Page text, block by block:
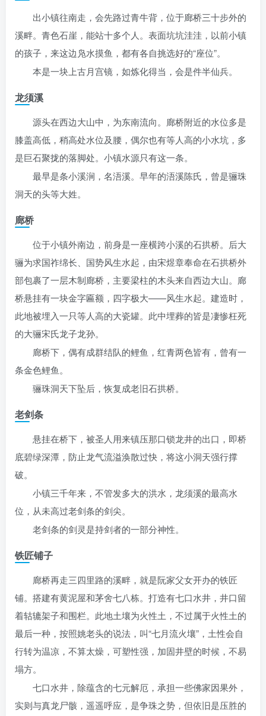
出小镇往南走，会先路过青牛背，位于廊桥三十步外的
溪畔。青色石崖，能站十多个人。表面坑坑洼洼，以前小镇
的孩子，来这边凫水摸鱼，都有各自挑选好的“座位”。
本是一块上古月宫镜，如炼化得当，会是件半仙兵。
龙须溪
源头在西边大山中，为东南流向。廊桥附近的水位多是
膝盖高低，稍高处水位及腰，偶尔也有等人高的小水坑，多
是巨石聚拢的落脚处。小镇水源只有这一条。
最早是条小溪涧，名浯溪。早年的浯溪陈氏，曾是骊珠
洞天的头等大姓。
廊桥
位于小镇外南边，前身是一座横跨小溪的石拱桥。后大
骊为求国祚绵长、国势风生水起，由宋煜章奉命在石拱桥外
部包裹了一层木制廊桥，主要梁柱的木头来自西边大山。廊
桥悬挂有一块金字匾额，四字极大——风生水起。建造时，
此地被埋入一只等人高的大瓷罐。此中埋葬的皆是凄惨枉死
的大骊宋氏龙子龙孙。
廊桥下，偶有成群结队的鲤鱼，红青两色皆有，曾有一
条金色鲤鱼。
骊珠洞天下坠后，恢复成老旧石拱桥。
老剑条
悬挂在桥下，被圣人用来镇压那口锁龙井的出口，即桥
底碧绿深潭，防止龙气流溢涣散过快，将这小洞天强行撑
破。
小镇三千年来，不管发多大的洪水，龙须溪的最高水
位，从未高过老剑条的剑尖。
老剑条的剑灵是持剑者的一部分神性。
铁匠铺子
廊桥再走三四里路的溪畔，就是阮家父女开办的铁匠
铺。搭建有黄泥屋和茅舍七八栋。打造有七口水井，井口留
着轱辘架子和围栏。此地土壤为火性土，不过属于火性土的
最后一种，按照姚老头的说法，叫“七月流火壤”，土性会自
行转为温凉，不算太燥，可塑性强，加固井壁的时候，不易
塌方。
七口水井，除蕴含的七元解厄，承担一些佛家因果外，
实则与真龙尸骸，遥遥呼应，是争珠之势，但依旧是压胜的